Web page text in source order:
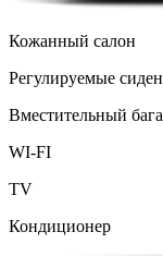
Кожанный салон
Регулируемые
Вместительный
WI-FI
TV
Кондиционер